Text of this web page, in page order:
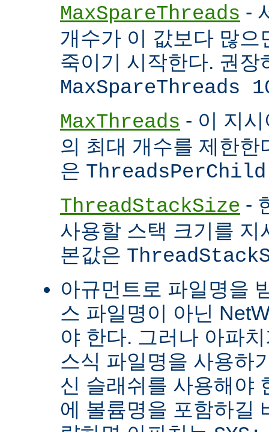
MaxSpareThreads -
개수가 이 값보다 많으
죽이기 시작한다. 권장
MaxSpareThreads
MaxThreads - 이 지
의 최대 개수를 제한한
은
ThreadStackSize -
사용할 스택 크기를 지
본값은
아규먼트로 파일명을
스 파일명이 아닌
야 한다. 그러나 아파
스식 파일명을 사용하
신 슬래쉬를 사용해야
에 볼륨명을 포함하길